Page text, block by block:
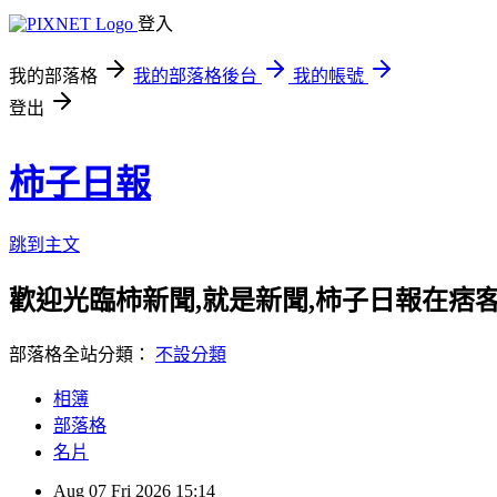
登入
我的部落格 我的部落格後台
我的帳號
登出
柿子日報
跳到主文
歡迎光臨柿新聞,就是新聞,柿子日報在痞
部落格全站分類： 不設分類
相簿
部落格
名片
Aug 07 Fri 2026 15:14